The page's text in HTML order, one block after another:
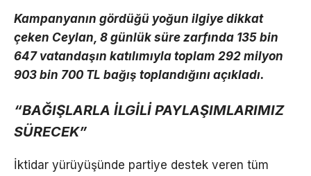
Kampanyanın gördüğü yoğun ilgiye dikkat
çeken Ceylan, 8 günlük süre zarfında 135 bin
647 vatandaşın katılımıyla toplam 292 milyon
903 bin 700 TL bağış toplandığını açıkladı.
“BAĞIŞLARLA İLGİLİ PAYLAŞIMLARIMIZ
SÜRECEK”
İktidar yürüyüşünde partiye destek veren tüm